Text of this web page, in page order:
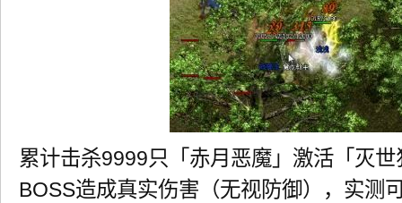
累计击杀9999只「赤月恶魔」激活「灭
BOSS造成真实伤害（无视防御），实测